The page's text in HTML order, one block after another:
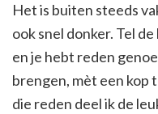
Het is buiten steeds
ook snel donker. Tel
en je hebt reden
brengen, mèt een kop
die reden deel ik de